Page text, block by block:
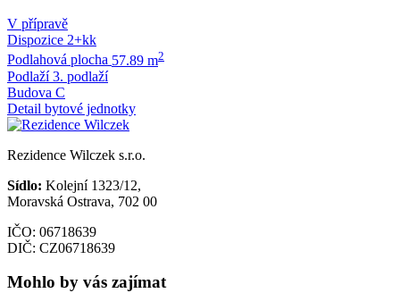
V přípravě
Dispozice 2+kk
Podlahová plocha 57.89 m2
Podlaží 3. podlaží
Budova C
Detail bytové jednotky
Rezidence Wilczek s.r.o.
Sídlo: Kolejní 1323/12,
Moravská Ostrava, 702 00
IČO: 06718639
DIČ: CZ06718639
Mohlo by vás zajímat